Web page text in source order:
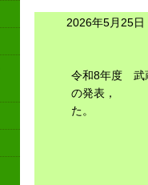
2026年5月25
令和8年度 武
の発表， 第
た。